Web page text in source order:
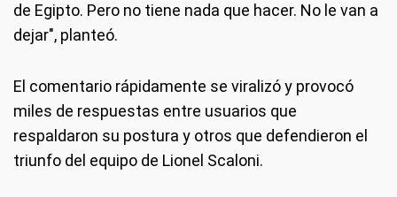
de Egipto. Pero no tiene nada que hacer. No le van a
dejar", planteó.
El comentario rápidamente se viralizó y provocó
miles de respuestas entre usuarios que
respaldaron su postura y otros que defendieron el
triunfo del equipo de Lionel Scaloni.